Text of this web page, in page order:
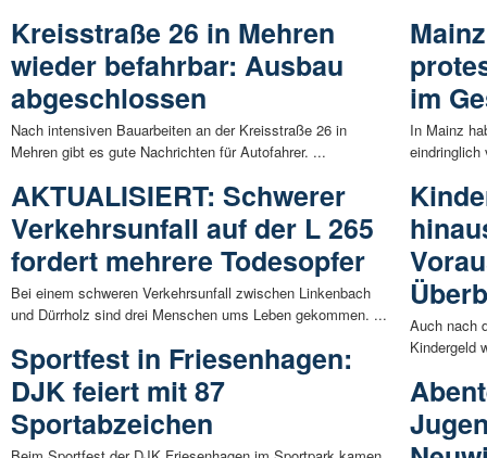
Kreisstraße 26 in Mehren
wieder befahrbar: Ausbau
abgeschlossen
Nach intensiven Bauarbeiten an der Kreisstraße 26 in
Mehren gibt es gute Nachrichten für Autofahrer. ...
AKTUALISIERT: Schwerer
Verkehrsunfall auf der L 265
fordert mehrere Todesopfer
Bei einem schweren Verkehrsunfall zwischen Linkenbach
und Dürrholz sind drei Menschen ums Leben gekommen. ...
Sportfest in Friesenhagen:
DJK feiert mit 87
Sportabzeichen
im
In Mainz
eindringlich
Auch nach
Kindergeld